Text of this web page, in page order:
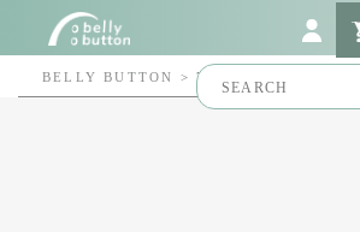
BELLY BUTTON >727303